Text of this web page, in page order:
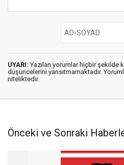
UYARI: Yazılan yorumlar hiçbir şekilde
düşüncelerini yansıtmamaktadır.
niteliktedir.
Önceki ve Sonraki